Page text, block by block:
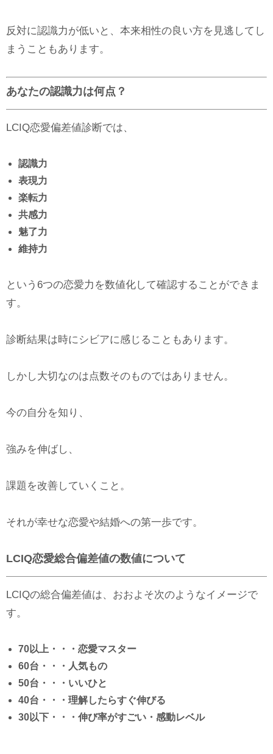
反対に認識力が低いと、本来相性の良い方を見逃してし
まうこともあります。
あなたの認識力は何点？
LCIQ恋愛偏差値診断では、
認識力
表現力
楽転力
共感力
魅了力
維持力
という6つの恋愛力を数値化して確認することができま
す。
診断結果は時にシビアに感じることもあります。
しかし大切なのは点数そのものではありません。
今の自分を知り、
強みを伸ばし、
課題を改善していくこと。
それが幸せな恋愛や結婚への第一歩です。
LCIQ恋愛総合偏差値の数値について
LCIQの総合偏差値は、おおよそ次のようなイメージで
す。
70以上・・・恋愛マスター
60台・・・人気もの
50台・・・いいひと
40台・・・理解したらすぐ伸びる
30以下・・・伸び率がすごい・感動レベル